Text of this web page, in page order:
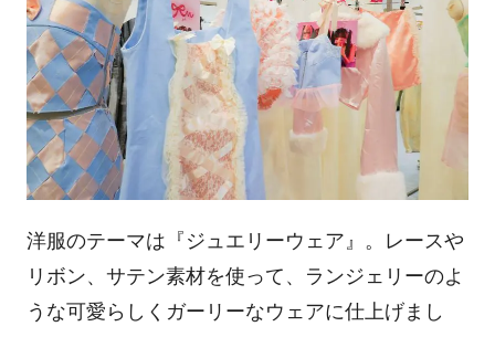
洋服のテーマは『ジュエリーウェア』。レースや
リボン、サテン素材を使って、ランジェリーのよ
うな可愛らしくガーリーなウェアに仕上げまし